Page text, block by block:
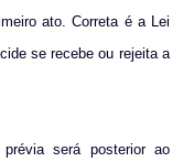
ato. Correta é a Lei
se recebe ou rejeita a
será posterior ao